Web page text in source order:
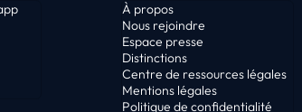
À propos
Nous rejoindre
Espace presse
Distinctions
Centre de ressources légales
Mentions légales
Politique de confidentialité